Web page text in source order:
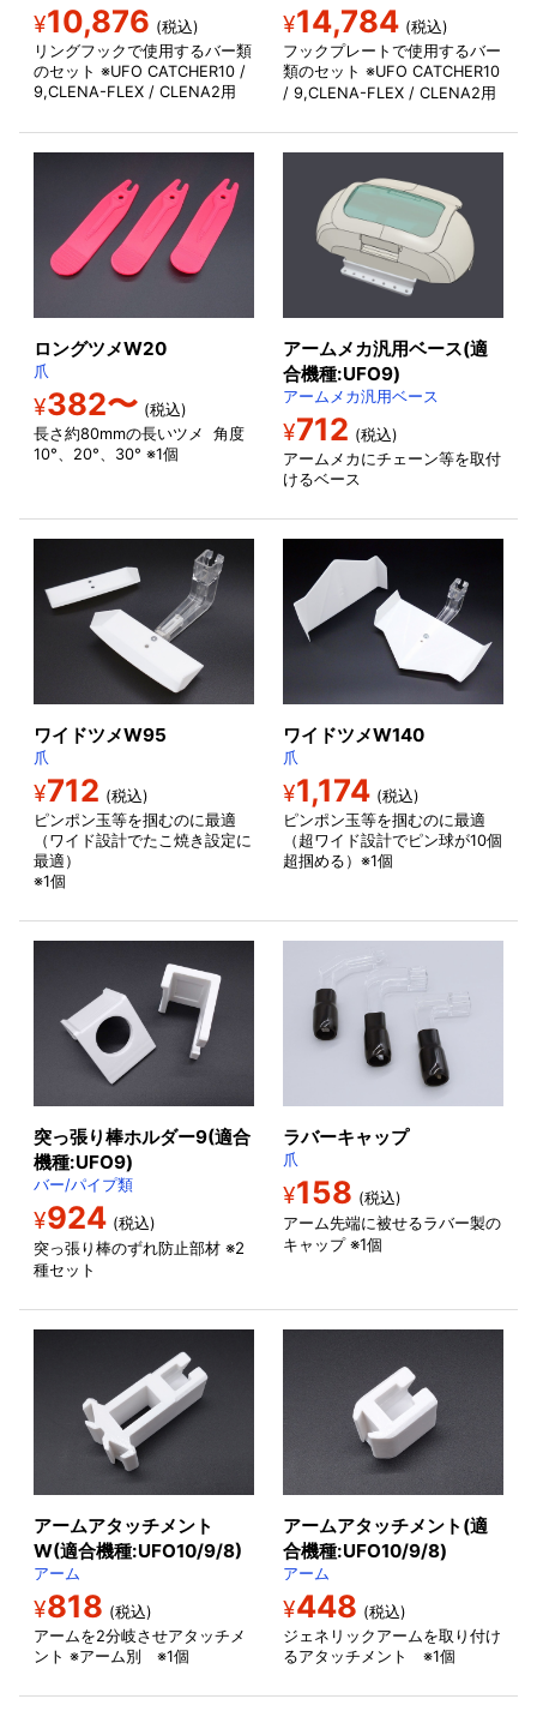
¥10,876 (税込)
リングフックで使用するバー類
のセット ※UFO CATCHER10 /
9,CLENA-FLEX / CLENA2用
¥14,784 (税込)
フックプレートで使用するバー
類のセット ※UFO CATCHER10
/ 9,CLENA-FLEX / CLENA2用
ロングツメW20
爪
¥382〜 (税込)
長さ約80mmの長いツメ 角度
10°、20°、30° ※1個
アームメカ汎用ベース(適
合機種:UFO9)
アームメカ汎用ベース
¥712 (税込)
アームメカにチェーン等を取付
けるベース
ワイドツメW95
爪
¥712 (税込)
ピンポン玉等を掴むのに最適
（ワイド設計でたこ焼き設定に
最適）
※1個
ワイドツメW140
爪
¥1,174 (税込)
ピンポン玉等を掴むのに最適
（超ワイド設計でピン球が10個
超掴める）※1個
突っ張り棒ホルダー9(適合
機種:UFO9)
バー/パイプ類
¥924 (税込)
突っ張り棒のずれ防止部材 ※2
種セット
ラバーキャップ
爪
¥158 (税込)
アーム先端に被せるラバー製の
キャップ ※1個
アームアタッチメント
W(適合機種:UFO10/9/8)
アーム
¥818 (税込)
アームを2分岐させアタッチメ
ント ※アーム別 ※1個
アームアタッチメント(適
合機種:UFO10/9/8)
アーム
¥448 (税込)
ジェネリックアームを取り付け
るアタッチメント ※1個